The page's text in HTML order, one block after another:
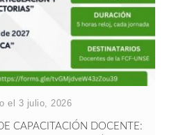
el 3 julio, 2026
CAPACITACIÓN DOCENTE: